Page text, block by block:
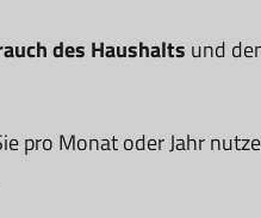
des Haushalts und
pro Monat oder Jahr